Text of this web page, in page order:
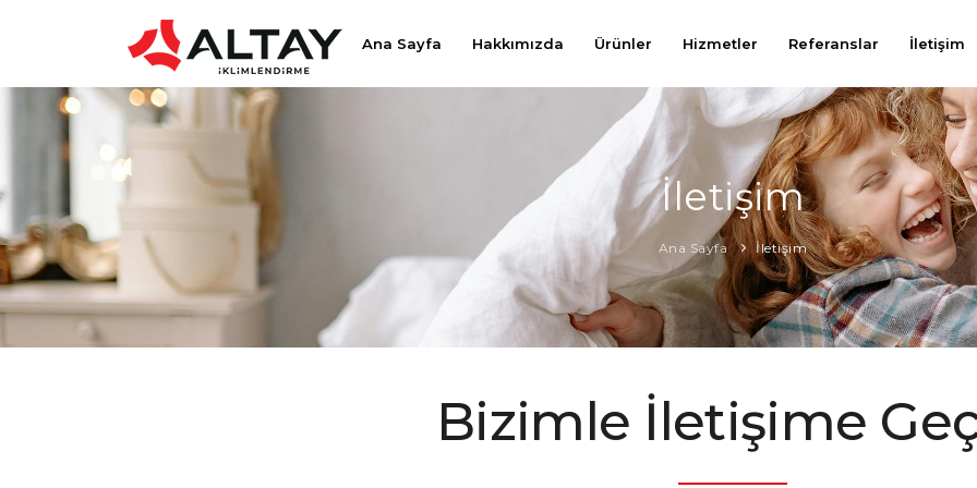
Ana Sayfa Hakkımızda Ürünler Hizmetler Referanslar İletişim
İletişim
Ana Sayfa İletişim
Bizimle İletişime